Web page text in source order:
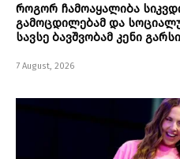
როგორ ჩამოაყალიბა
გამოცდილებამ და
სავსე ბავშვობამ კენი
7 August, 2026